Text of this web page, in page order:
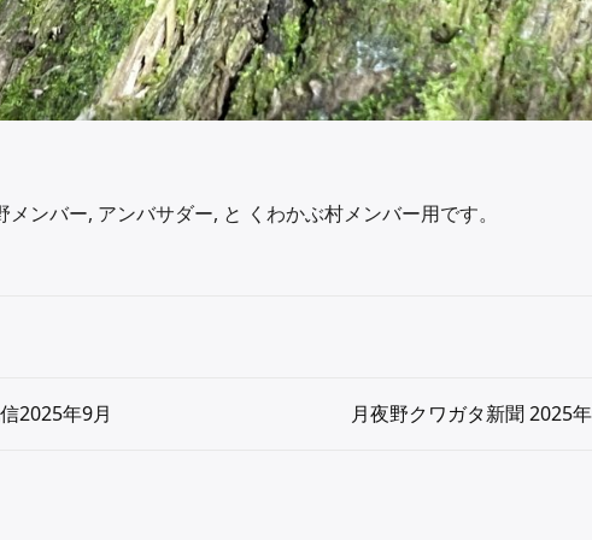
ンバー, アンバサダー, と くわかぶ村メンバー用です。
2025年9月 月夜野クワガタ新聞 2025